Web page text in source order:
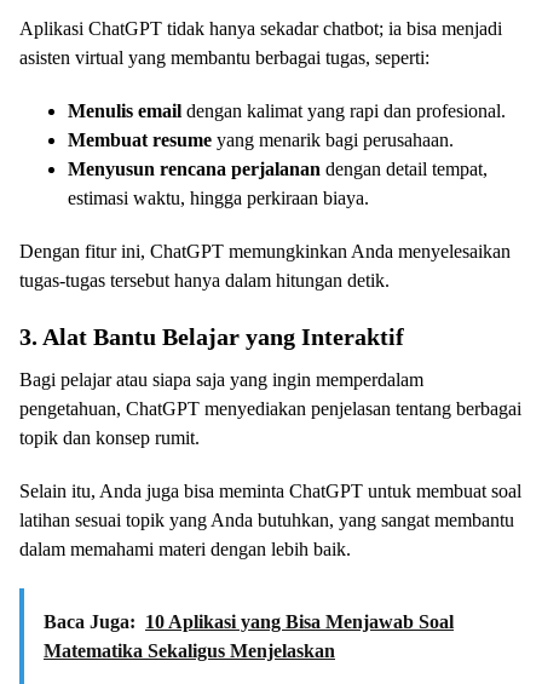
Aplikasi ChatGPT tidak hanya sekadar chatbot; ia bisa menjadi
asisten virtual yang membantu berbagai tugas, seperti:
Menulis email dengan kalimat yang rapi dan profesional.
Membuat resume yang menarik bagi perusahaan.
Menyusun rencana perjalanan dengan detail tempat,
estimasi waktu, hingga perkiraan biaya.
Dengan fitur ini, ChatGPT memungkinkan Anda menyelesaikan
tugas-tugas tersebut hanya dalam hitungan detik.
3. Alat Bantu Belajar yang Interaktif
Bagi pelajar atau siapa saja yang ingin memperdalam
pengetahuan, ChatGPT menyediakan penjelasan tentang berbagai
topik dan konsep rumit.
Selain itu, Anda juga bisa meminta ChatGPT untuk membuat soal
latihan sesuai topik yang Anda butuhkan, yang sangat membantu
dalam memahami materi dengan lebih baik.
Baca Juga: 10 Aplikasi yang Bisa Menjawab Soal
Matematika Sekaligus Menjelaskan